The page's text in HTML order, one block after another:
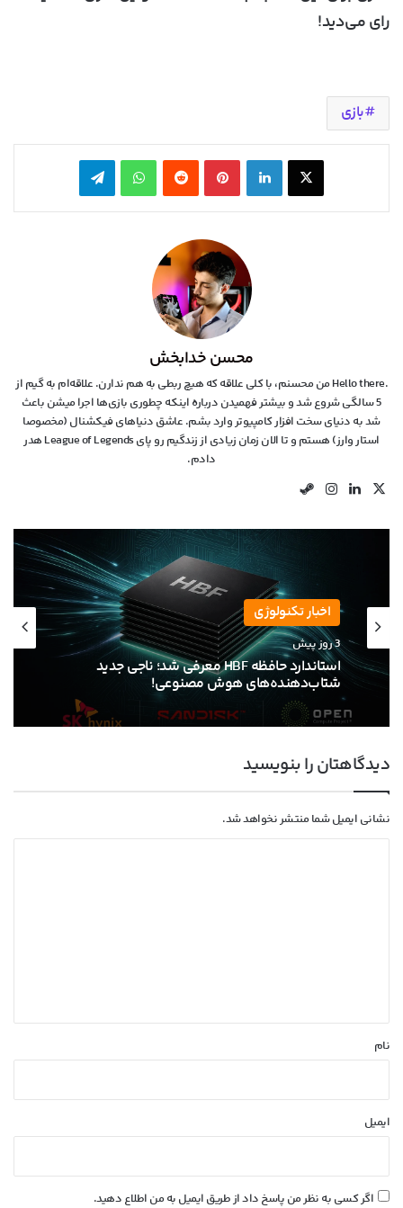
رای می‌دید!
بازی
X لینکدین ‫پین‌ترست‫رددیت واتس آپ تلگرام
محسن خدابخش
.Hello there من محسنم، با کلی علاقه که هیچ ربطی به هم ندارن. علاقه‌ام به گیم از
5 سالگی شروع شد و بیشتر فهمیدن درباره اینکه چطوری بازی‌ها اجرا میشن باعث
شد به دنیای سخت افزار کامپیوتر وارد بشم. عاشق دنیاهای فیکشنال (مخصوصا
استار وارز) هستم و تا الان زمان زیادی از زندگیم رو پای League of Legends هدر
دادم.
X لینکدیناینستاگرام
اخبار تکنولوژی
3 روز پیش
شتاب‌دهنده‌های هوش مصنوعی!
اخبار
5 روز پیش
موج عجیب گرانی کارت گرافیک‌های RTX 50 در بازار
آسیا؛ تا ۵۰ درصد افزایش قیمت!
دیدگاهتان را بنویسید
نشانی ایمیل شما منتشر نخواهد شد.
نام
ایمیل
اگر کسی به نظر من پاسخ داد از طریق ایمیل به من اطلاع دهید.